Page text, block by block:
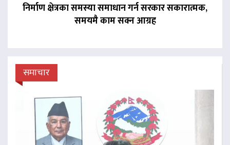
निर्माण क्षेत्रका समस्या समाधान गर्न सरकार सकारात्मक,
समयमै काम सक्न आग्रह
समाचार